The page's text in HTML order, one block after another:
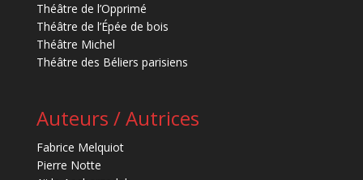
Théâtre de l’Opprimé
Théâtre de l’Épée de bois
Théâtre Michel
Théâtre des Béliers parisiens
Auteurs / Autrices
Fabrice Melquiot
Pierre Notte